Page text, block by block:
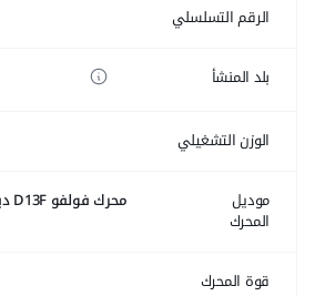
الرقم التسلسلي
بلد المنشأ
الوزن التشغيلي
موديل
المحرك
قوة المحرك